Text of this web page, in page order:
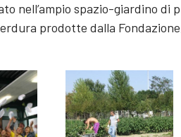
nell’ampio spazio-giardino di
prodotte dalla